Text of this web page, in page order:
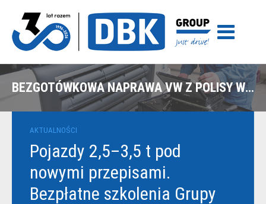
BEZGOTÓWKOWA NAPRAWA VW Z POLISY WARTA W OLSZTYNIE
AKTUALNOŚCI
Pojazdy 2,5–3,5 t pod
nowymi przepisami.
Bezpłatne szkolenia Grupy